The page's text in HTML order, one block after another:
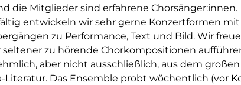
die Mitglieder sind erfahrene Chorsänger:innen.
entwickeln wir sehr gerne Konzertformen mit
zu Performance, Text und Bild. Wir
zu hörende Chorkompositionen
aber nicht ausschließlich, aus dem
Literatur. Das Ensemble probt wöchentlich (vor